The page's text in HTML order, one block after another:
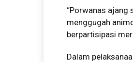
“Porwanas ajang
menggugah
berpartisipasi
Dalam